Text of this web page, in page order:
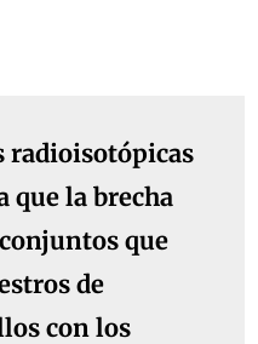
radioisotópicas
que la brecha
que
de
con los